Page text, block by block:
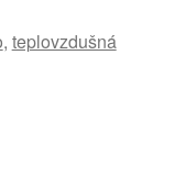
, teplovzdušná